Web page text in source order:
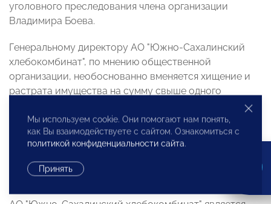
уголовного преследования члена организации
Владимира Боева.
Генеральному директору АО "Южно-Сахалинский
хлебокомбинат", по мнению общественной
организации, необоснованно вменяется хищение и
растрата имущества на сумму свыше одного
возбужденного дела может быть принуждение к
отказу от владения 100% акций предприятия для его
последующего передела собственности, сообщает
ИА Sakh.com со ссылкой на пресс-службу "Опоры
России".
Мы используем cookie. Они помогают нам понять,
как Вы взаимодействуете с сайтом. Ознакомиться с
политикой конфиденциальности сайта.
Принять